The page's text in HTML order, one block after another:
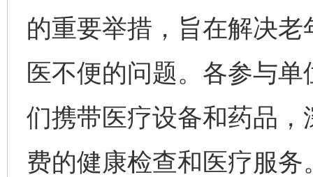
的重要举措，旨在解决
医不便的问题。各参与
们携带医疗设备和药品
费的健康检查和医疗服务